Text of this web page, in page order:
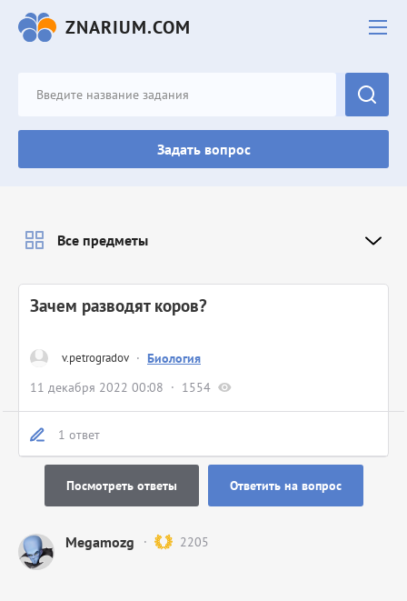
ZNARIUM.COM
Задать вопрос
v.petrogradov · Биология
11 декабря 2022 00:08
1554
Зачем разводят коров?
1 ответ
Посмотреть ответы Ответить на вопрос
Megamozg 2205
Все предметы